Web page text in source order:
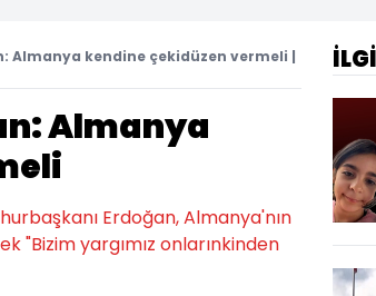
Almanya kendine çekidüzen vermeli |
Almanya
Erdoğan, Almanya'nın
"Bizim yargımız onlarınkinden